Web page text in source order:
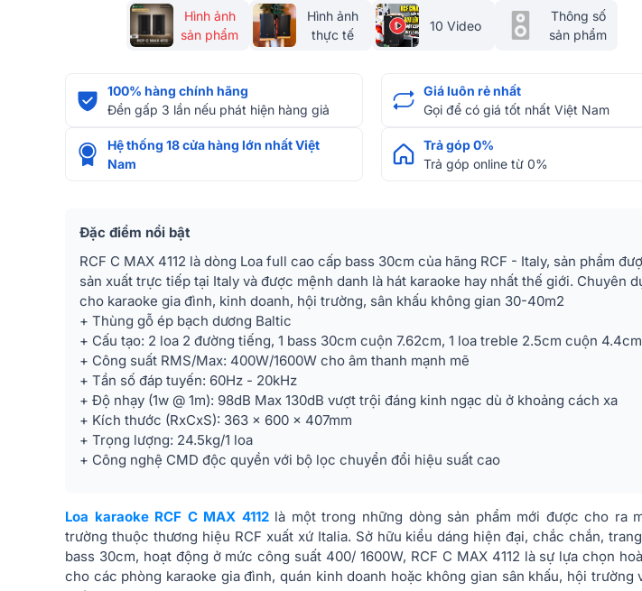
Hình ảnh
sản phẩm
Hình ảnh
thực tế
10 Video
Thông số
sản phẩm
100% hàng chính hãng
Đền gấp 3 lần nếu phát hiện hàng giả
Giá luôn rẻ nhất
Gọi để có giá tốt nhất Việt Nam
Hệ thống 18 cửa hàng lớn nhất Việt
Nam
Trả góp 0%
Trả góp online từ 0%
Đặc điểm nổi bật
RCF C MAX 4112 là dòng Loa full cao cấp bass 30cm của hãng RCF - Italy, sản phẩm
sản xuất trực tiếp tại Italy và được mệnh danh là hát karaoke hay nhất thế giới. Chuyên
cho karaoke gia đình, kinh doanh, hội trường, sân khấu không gian 30-40m2
+ Thùng gỗ ép bạch dương Baltic
+ Cấu tạo: 2 loa 2 đường tiếng, 1 bass 30cm cuộn 7.62cm, 1 loa treble 2.5cm cuộn 4.4cm
+ Công suất RMS/Max: 400W/1600W cho âm thanh mạnh mẽ
+ Tần số đáp tuyến: 60Hz - 20kHz
+ Độ nhạy (1w @ 1m): 98dB Max 130dB vượt trội đáng kinh ngạc dù ở khoảng cách xa
+ Kích thước (RxCxS): 363 x 600 x 407mm
+ Trọng lượng: 24.5kg/1 loa
+ Công nghệ CMD độc quyền với bộ lọc chuyển đổi hiệu suất cao
Loa karaoke RCF C MAX 4112là một trong những dòng sản phẩm mới được cho ra
trường thuộc thương hiệu RCF xuất xứ Italia. Sở hữu kiểu dáng hiện đại, chắc chắn,
bass 30cm, hoạt động ở mức công suất 400/ 1600W, RCF C MAX 4112 là sự lựa chọn
cho các phòng karaoke gia đình, quán kinh doanh hoặc không gian sân khấu, hội trường